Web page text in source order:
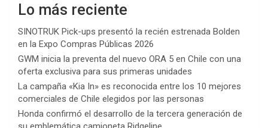
Lo más reciente
SINOTRUK Pick-ups presentó la recién estrenada Bolden
en la Expo Compras Públicas 2026
GWM inicia la preventa del nuevo ORA 5 en Chile con una
oferta exclusiva para sus primeras unidades
La campaña «Kia In» es reconocida entre los 10 mejores
comerciales de Chile elegidos por las personas
Honda confirmó el desarrollo de la tercera generación de